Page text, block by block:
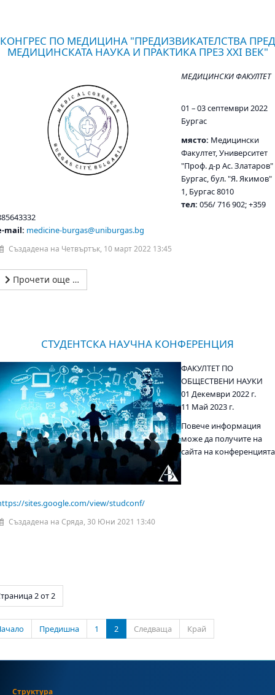
КОНГРЕС ПО МЕДИЦИНА "ПРЕДИЗВИКАТЕЛСТВА ПРЕД
МЕДИЦИНСКАТА НАУКА И ПРАКТИКА ПРЕЗ XXI ВЕК"
МЕДИЦИНСКИ ФАКУЛТЕТ
01 – 03 септември 2022
Бургас
място: Медицински
Факултет, Университет
"Проф. д-р Ас. Златаров"
Бургас,бул. "Я. Якимов"
1, Бургас 8010
тeл: 056/ 716 902; +359
mail: medicine-burgas@uniburgas.bg
Създадена на Четвъртък, 10 март 2022 13:45
Прочети още …
СТУДЕНТСКА НАУЧНА КОНФЕРЕНЦИЯ
ФАКУЛТЕТ ПО
ОБЩЕСТВЕНИ НАУКИ
01 Декември 2022 г.
11 Май 2023 г.
Повече информация
може да получите на
сайта на конференцията
sites.google.com/view/studconf/
Създадена на Сряда, 30 Юни 2021 13:40
2 от 2
Предишна 1 2 Следваща Край
Структура